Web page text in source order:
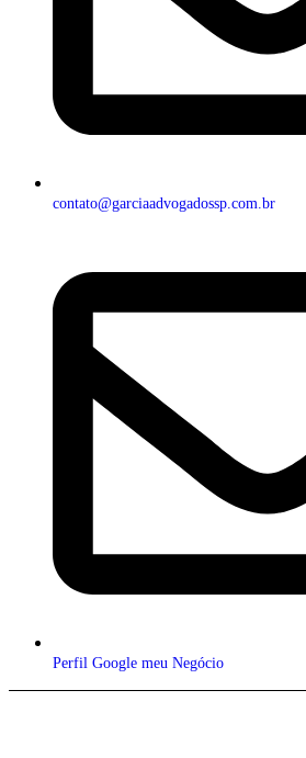
contato@garciaadvogadossp.com.br
Perfil Google meu Negócio